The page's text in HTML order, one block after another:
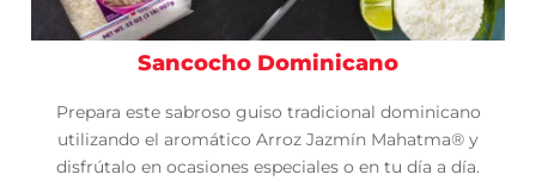
Sancocho Dominicano
Prepara este sabroso guiso tradicional dominicano
utilizando el aromático Arroz Jazmín Mahatma® y
disfrútalo en ocasiones especiales o en tu día a día.